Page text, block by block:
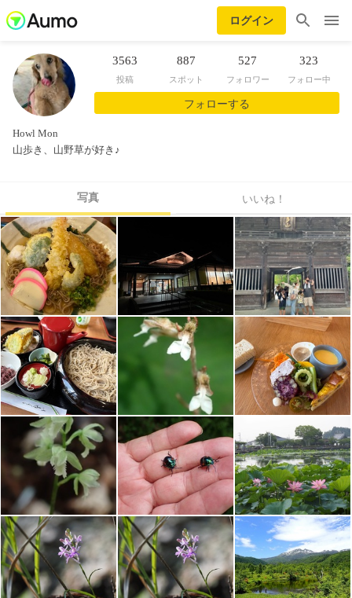
ログイン
3563
投稿
887
スポット
527
フォロワー
323
フォロー中
フォローする
Howl Mon
山歩き、山野草が好き♪
写真 いいね！